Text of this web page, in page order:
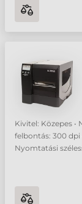
Kivitel: Közepes
felbontás: 300 dpi
Nyomtatási